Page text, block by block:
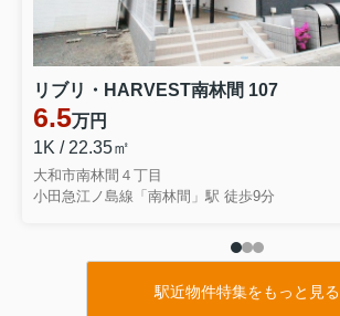
リブリ・HARVEST南林間 107
6.5万円
1K / 22.35㎡
大和市南林間４丁目
小田急江ノ島線「南林間」駅 徒歩9分
駅近物件特集をもっと見る